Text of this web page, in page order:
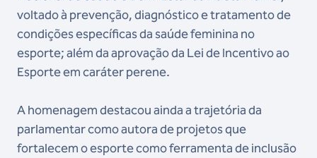
voltado à prevenção, diagnóstico e tratamento de
condições específicas da saúde feminina no
esporte; além da aprovação da Lei de Incentivo ao
Esporte em caráter perene.
A homenagem destacou ainda a trajetória da
parlamentar como autora de projetos que
fortalecem o esporte como ferramenta de inclusão